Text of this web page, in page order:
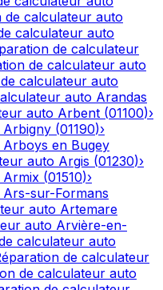
de calculateur auto
calculateur auto
de calculateur
de calculateur auto
calculateur auto
auto Arandas
auto Arbent (01100)›
Arbigny (01190)›
Arboys en Bugey
auto Argis (01230)›
Armix (01510)›
Ars-sur-Formans
auto Artemare
auto Arvière-en-
calculateur auto
de calculateur
de calculateur auto